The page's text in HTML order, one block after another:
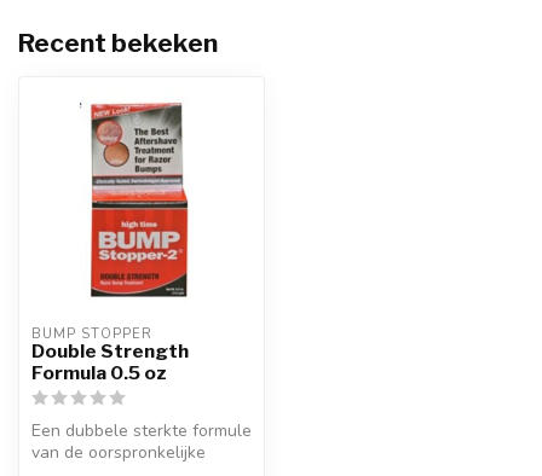
Recent bekeken
BUMP STOPPER
Double Strength
Formula 0.5 oz
Een dubbele sterkte formule
van de oorspronkelijke